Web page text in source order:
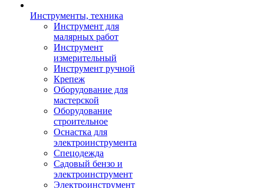
Инструменты, техника
Инструмент для
малярных работ
Инструмент
измерительный
Инструмент ручной
Крепеж
Оборудование для
мастерской
Оборудование
строительное
Оснастка для
электроинструмента
Спецодежда
Садовый бензо и
электроинструмент
Электроинструмент